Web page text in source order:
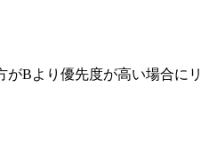
Bより優先度が高い場合に